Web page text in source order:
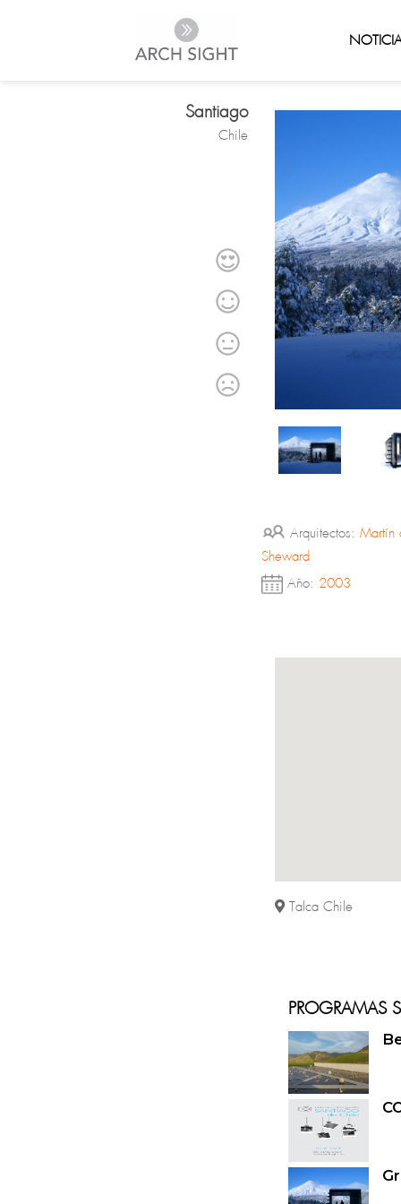
Santiago
Chile
Arquitectos: Martín
Sheward
Año: 2003
Talca Chile
PROGRAMAS